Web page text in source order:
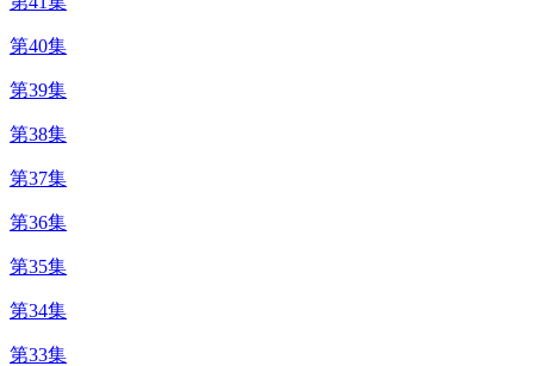
第40集
第39集
第38集
第37集
第36集
第35集
第34集
第33集